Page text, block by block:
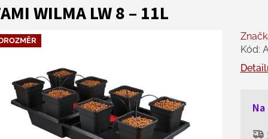
WILMA LW 8 – 11L
Kód: